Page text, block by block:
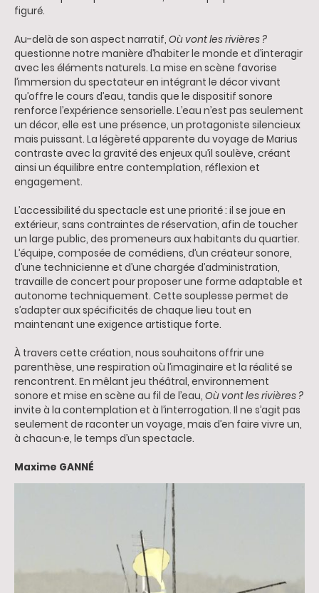
figuré.
Au-delà de son aspect narratif, Où vont les rivières ?
questionne notre manière d’habiter le monde et d’interagir
avec les éléments naturels. La mise en scène favorise
l’immersion du spectateur en intégrant le décor vivant
qu’offre le cours d’eau, tandis que le dispositif sonore
renforce l’expérience sensorielle. L’eau n’est pas seulement
un décor, elle est une présence, un protagoniste silencieux
mais puissant. La légèreté apparente du voyage de Marius
contraste avec la gravité des enjeux qu’il soulève, créant
ainsi un équilibre entre contemplation, réflexion et
engagement.
L’accessibilité du spectacle est une priorité : il se joue en
extérieur, sans contraintes de réservation, afin de toucher
un large public, des promeneurs aux habitants du quartier.
L’équipe, composée de comédiens, d’un créateur sonore,
d’une technicienne et d’une chargée d’administration,
travaille de concert pour proposer une forme adaptable et
autonome techniquement. Cette souplesse permet de
s’adapter aux spécificités de chaque lieu tout en
maintenant une exigence artistique forte.
À travers cette création, nous souhaitons offrir une
parenthèse, une respiration où l’imaginaire et la réalité se
rencontrent. En mêlant jeu théâtral, environnement
sonore et mise en scène au fil de l’eau, Où vont les rivières ?
invite à la contemplation et à l’interrogation. Il ne s’agit pas
seulement de raconter un voyage, mais d’en faire vivre un,
à chacun·e, le temps d’un spectacle.
Maxime GANNÉ